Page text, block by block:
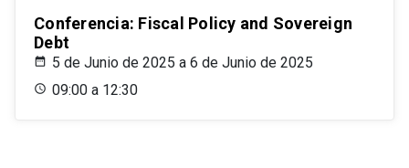
Conferencia: Fiscal Policy and Sovereign
Debt
5 de Junio de 2025 a 6 de Junio de 2025
09:00 a 12:30